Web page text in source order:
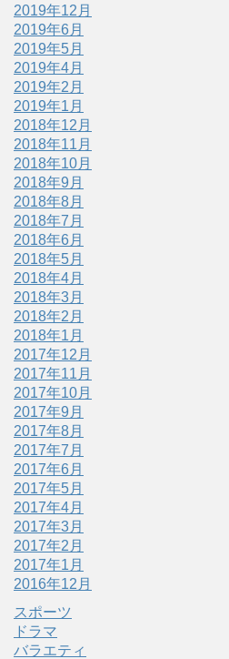
2019年12月
2019年6月
2019年5月
2019年4月
2019年2月
2019年1月
2018年12月
2018年11月
2018年10月
2018年9月
2018年8月
2018年7月
2018年6月
2018年5月
2018年4月
2018年3月
2018年2月
2018年1月
2017年12月
2017年11月
2017年10月
2017年9月
2017年8月
2017年7月
2017年6月
2017年5月
2017年4月
2017年3月
2017年2月
2017年1月
2016年12月
スポーツ
ドラマ
バラエティ